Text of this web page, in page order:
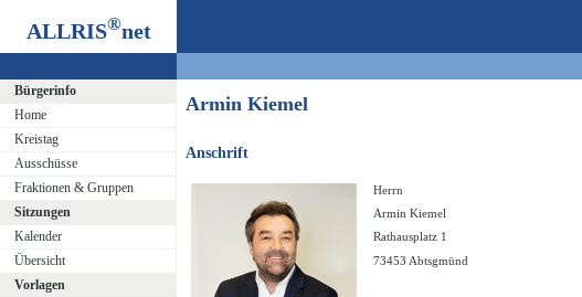
ALLRIS®net
Bürgerinfo
Home
Kreistag
Ausschüsse
Fraktionen & Gruppen
Sitzungen
Kalender
Übersicht
Vorlagen
Armin Kiemel
Anschrift
Herrn
Armin Kiemel
Rathausplatz 1
73453 Abtsgmünd